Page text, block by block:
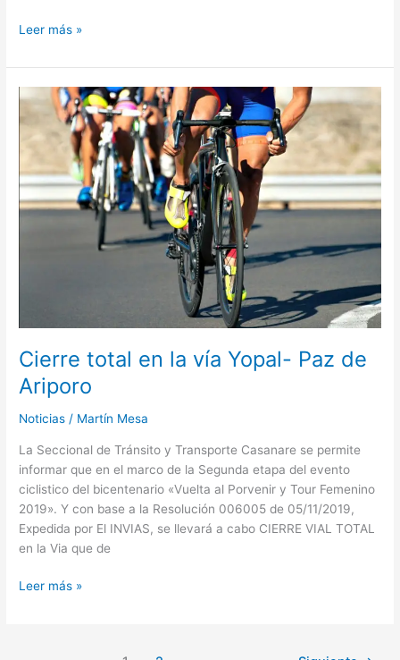
Leer más »
Cierre total en la vía Yopal- Paz de
Ariporo
Noticias / Martín Mesa
La Seccional de Tránsito y Transporte Casanare se permite
informar que en el marco de la Segunda etapa del evento
ciclistico del bicentenario «Vuelta al Porvenir y Tour Femenino
2019». Y con base a la Resolución 006005 de 05/11/2019,
Expedida por El INVIAS, se llevará a cabo CIERRE VIAL TOTAL
en la Via que de
Cierre
total
vía
Yopal-
Paz
Leer más »